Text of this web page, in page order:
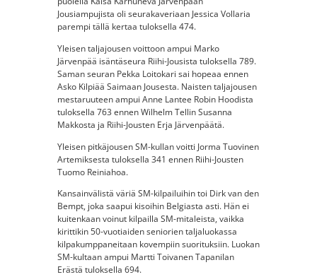
Jousiampujista oli seurakaveriaan Jessica Vollaria
parempi tällä kertaa tuloksella 474.
Yleisen taljajousen voittoon ampui Marko
Järvenpää isäntäseura Riihi-Jousista tuloksella 789.
Saman seuran Pekka Loitokari sai hopeaa ennen
Asko Kilpiää Saimaan Jousesta. Naisten taljajousen
mestaruuteen ampui Anne Lantee Robin Hoodista
tuloksella 763 ennen Wilhelm Tellin Susanna
Makkosta ja Riihi-Jousten Erja Järvenpäätä.
Yleisen pitkäjousen SM-kullan voitti Jorma Tuovinen
Artemiksesta tuloksella 341 ennen Riihi-Jousten
Tuomo Reiniahoa.
Kansainvälistä väriä SM-kilpailuihin toi Dirk van den
Bempt, joka saapui kisoihin Belgiasta asti. Hän ei
kuitenkaan voinut kilpailla SM-mitaleista, vaikka
kirittikin 50-vuotiaiden seniorien taljaluokassa
kilpakumppaneitaan kovempiin suorituksiin. Luokan
SM-kultaan ampui Martti Toivanen Tapanilan
Erästä tuloksella 694.